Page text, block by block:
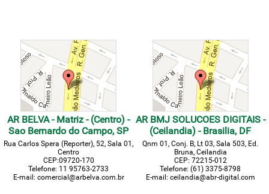
AR BELVA - Matriz - (Centro) -
Sao Bernardo do Campo, SP
Rua Carlos Spera (Reporter), 52, Sala 01,
Centro
CEP:09720-170
Telefone: 11 95763-2733
E-mail: comercial@arbelva.com.br
AR BMJ SOLUCOES DIGITAIS -
(Ceilandia) - Brasilia, DF
Qnm 01, Conj. B, Lt 03, Sala 503, Ed.
Bruna, Ceilandia
CEP: 72215-012
Telefone: (61) 3375-8798
E-mail: ceilandia@abr-digital.com